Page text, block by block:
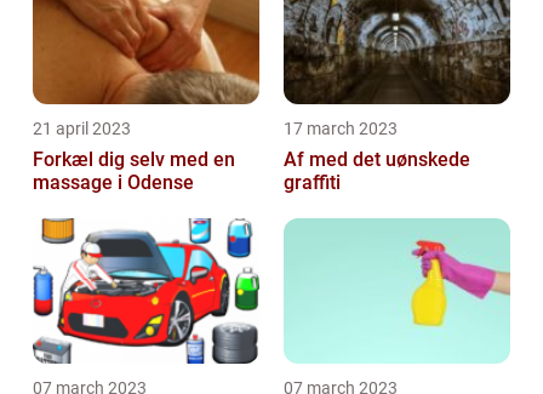
21 april 2023
Forkæl dig selv med en
massage i Odense
17 march 2023
Af med det uønskede
graffiti
07 march 2023 07 march 2023